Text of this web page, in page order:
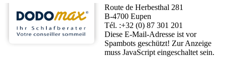
Route de Herbesthal 281
B-4700 Eupen
Tél. :+32 (0) 87 301 201
Diese E-Mail-Adresse ist vor
Spambots geschützt! Zur Anzeige
muss JavaScript eingeschaltet sein.